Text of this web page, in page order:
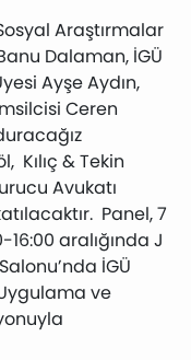
Araştırmalar
Dalaman, İGÜ
Ayşe Aydın,
Ceren
Kılıç & Tekin
Avukatı
Panel, 7
aralığında J
İGÜ
ve